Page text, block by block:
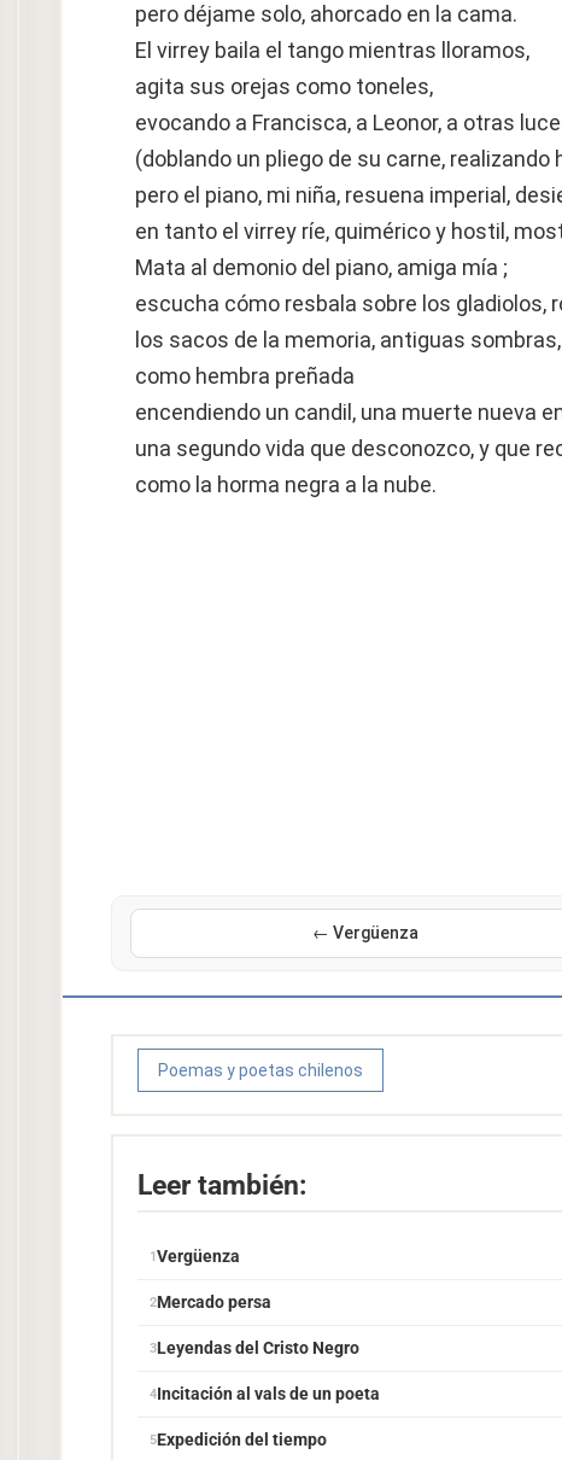
pero déjame solo, ahorcado en la cama.
El virrey baila el tango mientras lloramos,
agita sus orejas como toneles,
evocando a Francisca, a Leonor, a otras
(doblando un pliego de su carne,
pero el piano, mi niña, resuena imperial,
en tanto el virrey ríe, quimérico y hostil,
Mata al demonio del piano, amiga mía ;
escucha cómo resbala sobre los gladiolos,
los sacos de la memoria, antiguas
como hembra preñada
encendiendo un candil, una muerte nueva
una segundo vida que desconozco, y que
como la horma negra a la nube.
← Vergüenza
Poemas y poetas chilenos
Leer también:
Vergüenza
Mercado persa
Leyendas del Cristo Negro
Incitación al vals de un poeta
Expedición del tiempo